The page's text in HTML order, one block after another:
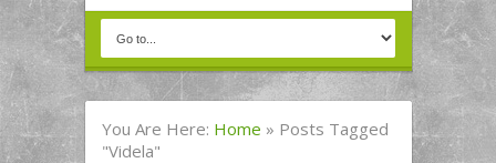
You Are Here: Home » Posts Tagged
"videla"